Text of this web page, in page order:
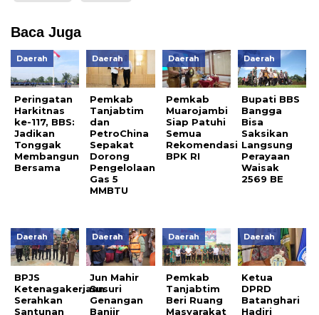
Baca Juga
Daerah
Peringatan
Harkitnas
ke-117, BBS:
Jadikan
Tonggak
Membangun
Bersama
Daerah
Pemkab
Tanjabtim
dan
PetroChina
Sepakat
Dorong
Pengelolaan
Gas 5
MMBTU
Daerah
Pemkab
Muarojambi
Siap Patuhi
Semua
Rekomendasi
BPK RI
Daerah
Bupati BBS
Bangga
Bisa
Saksikan
Langsung
Perayaan
Waisak
2569 BE
Daerah
BPJS
Ketenagakerjaan
Serahkan
Santunan
Daerah
Jun Mahir
Susuri
Genangan
Banjir
Daerah
Pemkab
Tanjabtim
Beri Ruang
Masyarakat
Daerah
Ketua
DPRD
Batanghari
Hadiri